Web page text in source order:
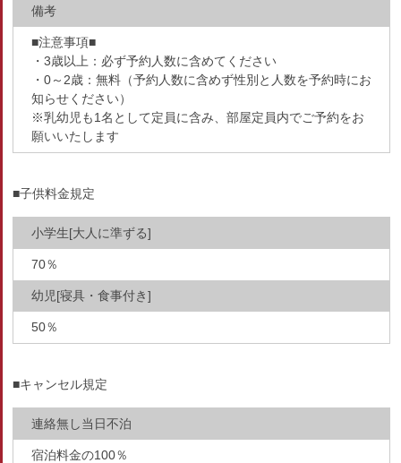
備考
■注意事項■
・3歳以上：必ず予約人数に含めてください
・0～2歳：無料（予約人数に含めず性別と人数を予約時にお
知らせください）
※乳幼児も1名として定員に含み、部屋定員内でご予約をお
願いいたします
■子供料金規定
小学生[大人に準ずる]
70％
幼児[寝具・食事付き]
50％
■キャンセル規定
連絡無し当日不泊
宿泊料金の100％